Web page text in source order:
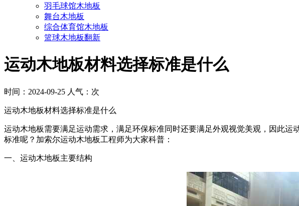
羽毛球馆木地板
舞台木地板
综合体育馆木地板
篮球木地板翻新
运动木地板材料选择标准是什么
时间：2024-09-25 人气： 次
运动木地板材料选择标准是什么
运动木地板需要满足运动需求，满足环保标准同时还要满足外观视觉美观，因此
标准呢？加索尔运动木地板工程师为大家科普：
一、运动木地板主要结构